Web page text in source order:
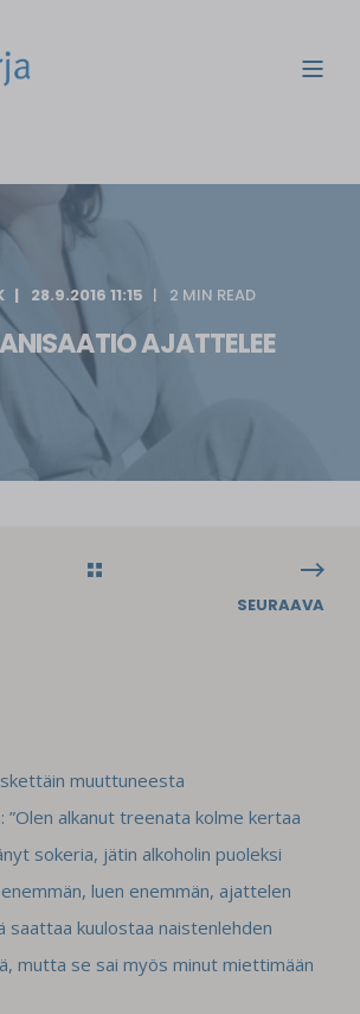
28.9.2016 11:15 2 MIN READ
AJATTELEE
SEURAAVA
muuttuneesta
”Olen alkanut treenata kolme kertaa
sokeria, jätin alkoholin puoleksi
luen enemmän, ajattelen
saattaa kuulostaa naistenlehden
mutta se sai myös minut miettimään